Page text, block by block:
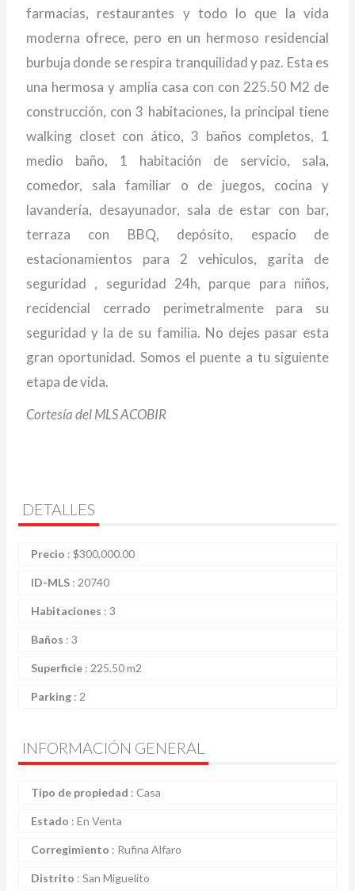
farmacias, restaurantes y todo lo que la vida
moderna ofrece, pero en un hermoso residencial
burbuja donde se respira tranquilidad y paz. Esta es
una hermosa y amplia casa con con 225.50 M2 de
construcción, con 3 habitaciones, la principal tiene
walking closet con ático, 3 baños completos, 1
medio baño, 1 habitación de servicio, sala,
comedor, sala familiar o de juegos, cocina y
lavandería, desayunador, sala de estar con bar,
terraza con BBQ, depósito, espacio de
estacionamientos para 2 vehiculos, garita de
seguridad , seguridad 24h, parque para niños,
recidencial cerrado perimetralmente para su
seguridad y la de su familia. No dejes pasar esta
gran oportunidad. Somos el puente a tu siguiente
etapa de vida.
Cortesía del MLS ACOBIR
DETALLES
Precio : $300,000.00
ID-MLS : 20740
Habitaciones : 3
Baños : 3
Superficie : 225.50 m2
Parking : 2
INFORMACIÓN GENERAL
Tipo de propiedad : Casa
Estado : En Venta
Corregimiento : Rufina Alfaro
Distrito : San Miguelito